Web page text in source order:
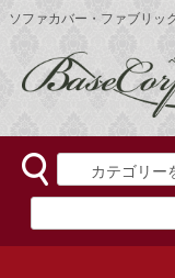
ソファカバー・ファブリッ